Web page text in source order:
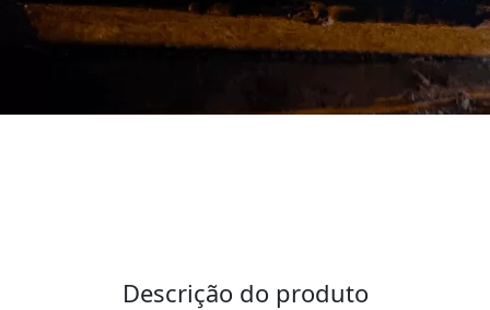
Descrição do produto